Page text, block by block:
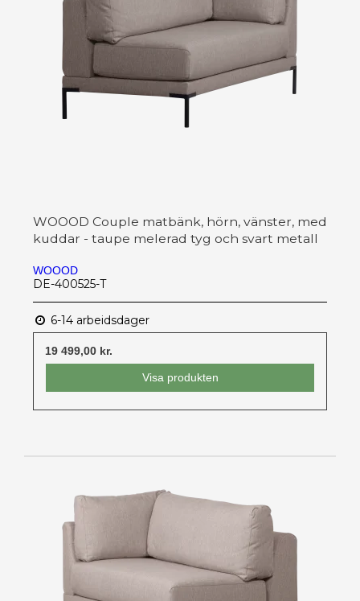
WOOOD Couple matbänk, hörn, vänster, med
kuddar - taupe melerad tyg och svart metall
WOOOD
DE-400525-T
6-14 arbeidsdager
19 499,00 kr.
Visa produkten